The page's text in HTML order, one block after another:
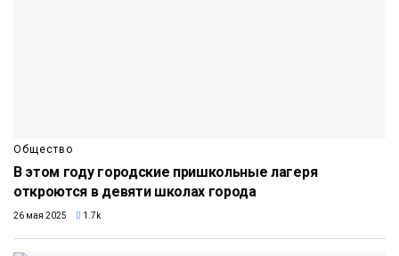
Общество
В этом году городские пришкольные лагеря
откроются в девяти школах города
26 мая 2025 1.7k